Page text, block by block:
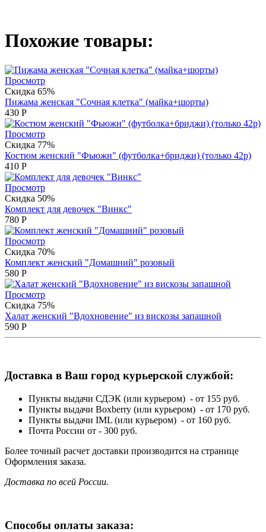
Похожие товары:
Просмотр
Скидка 65%
Пижама женская "Сочная клетка" (майка+шорты)
430 Р
Просмотр
Скидка 77%
Костюм женский "Фьюжн" (футболка+бриджи) (только 42р)
410 Р
Просмотр
Скидка 50%
Комплект для девочек "Винкс"
780 Р
Просмотр
Скидка 70%
Комплект женский "Домашний" розовый
580 Р
Просмотр
Скидка 75%
Халат женский "Вдохновение" из вискозы запашной
590 Р
Доставка в Ваш город курьерской службой:
Пункты выдачи СДЭК (или курьером) - от 155 руб.
Пункты выдачи Boxberry (или курьером) - от 170 руб.
Пункты выдачи IML (или курьером) - от 160 руб.
Почта России от - 300 руб.
Более точный расчет доставки производится на странице
Оформления заказа.
Доставка по всей России.
Способы оплаты заказа: